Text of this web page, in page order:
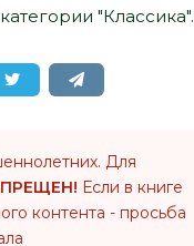
"Классика".
Для
Если в книге
контента - просьба